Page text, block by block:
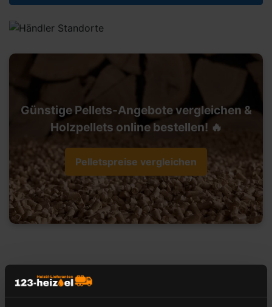
Günstige Pellets-Angebote vergleichen &
Holzpellets online bestellen! 🔥
Pelletspreise vergleichen
Heizöl-Preisangebot für 45468